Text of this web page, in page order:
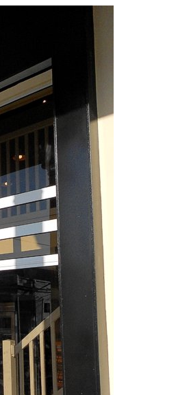
Un vergel en las nieblas
la nostalgia
12 octubre, 2024 Francisco G. Navarro